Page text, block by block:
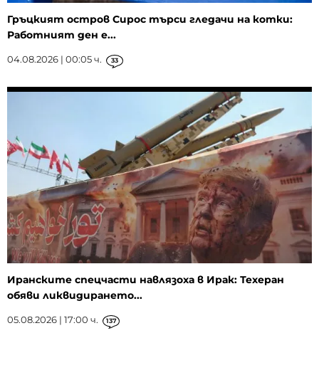
Гръцкият остров Сирос търси гледачи на котки:
Работният ден е...
04.08.2026 | 00:05 ч. 33
Иранските спецчасти навлязоха в Ирак: Техеран
обяви ликвидирането...
05.08.2026 | 17:00 ч. 137